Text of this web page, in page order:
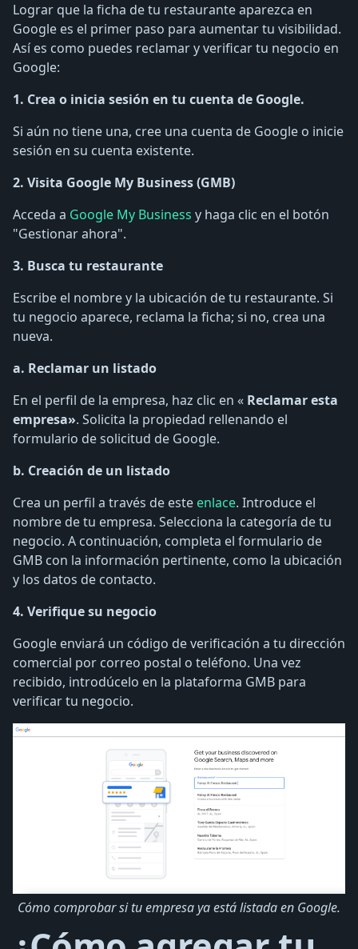
Lograr que la ficha de tu restaurante aparezca en
Google es el primer paso para aumentar tu visibilidad.
Así es como puedes reclamar y verificar tu negocio en
Google:
1. Crea o inicia sesión en tu cuenta de Google.
Si aún no tiene una, cree una cuenta de Google o inicie
sesión en su cuenta existente.
2. Visita Google My Business (GMB)
Acceda a Google My Business y haga clic en el botón
"Gestionar ahora".
3. Busca tu restaurante
Escribe el nombre y la ubicación de tu restaurante. Si
tu negocio aparece, reclama la ficha; si no, crea una
nueva.
a. Reclamar un listado
En el perfil de la empresa, haz clic en « Reclamar esta
empresa». Solicita la propiedad rellenando el
formulario de solicitud de Google.
b. Creación de un listado
Crea un perfil a través de este enlace. Introduce el
nombre de tu empresa. Selecciona la categoría de tu
negocio. A continuación, completa el formulario de
GMB con la información pertinente, como la ubicación
y los datos de contacto.
4. Verifique su negocio
Google enviará un código de verificación a tu dirección
comercial por correo postal o teléfono. Una vez
recibido, introdúcelo en la plataforma GMB para
verificar tu negocio.
Cómo comprobar si tu empresa ya está listada en Google.